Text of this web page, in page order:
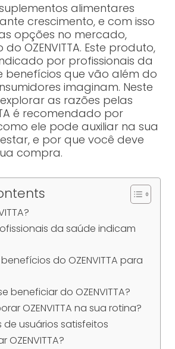
alimentares
crescimento, e com isso
opções no mercado,
OZENVITTA. Este produto,
por profissionais da
benefícios que vão além do
imaginam. Neste
as razões pelas
é recomendado por
ele pode auxiliar na sua
e por que você deve
compra.
da saúde indicam
do OZENVITTA para
beneficiar do OZENVITTA?
OZENVITTA na sua rotina?
usuários satisfeitos